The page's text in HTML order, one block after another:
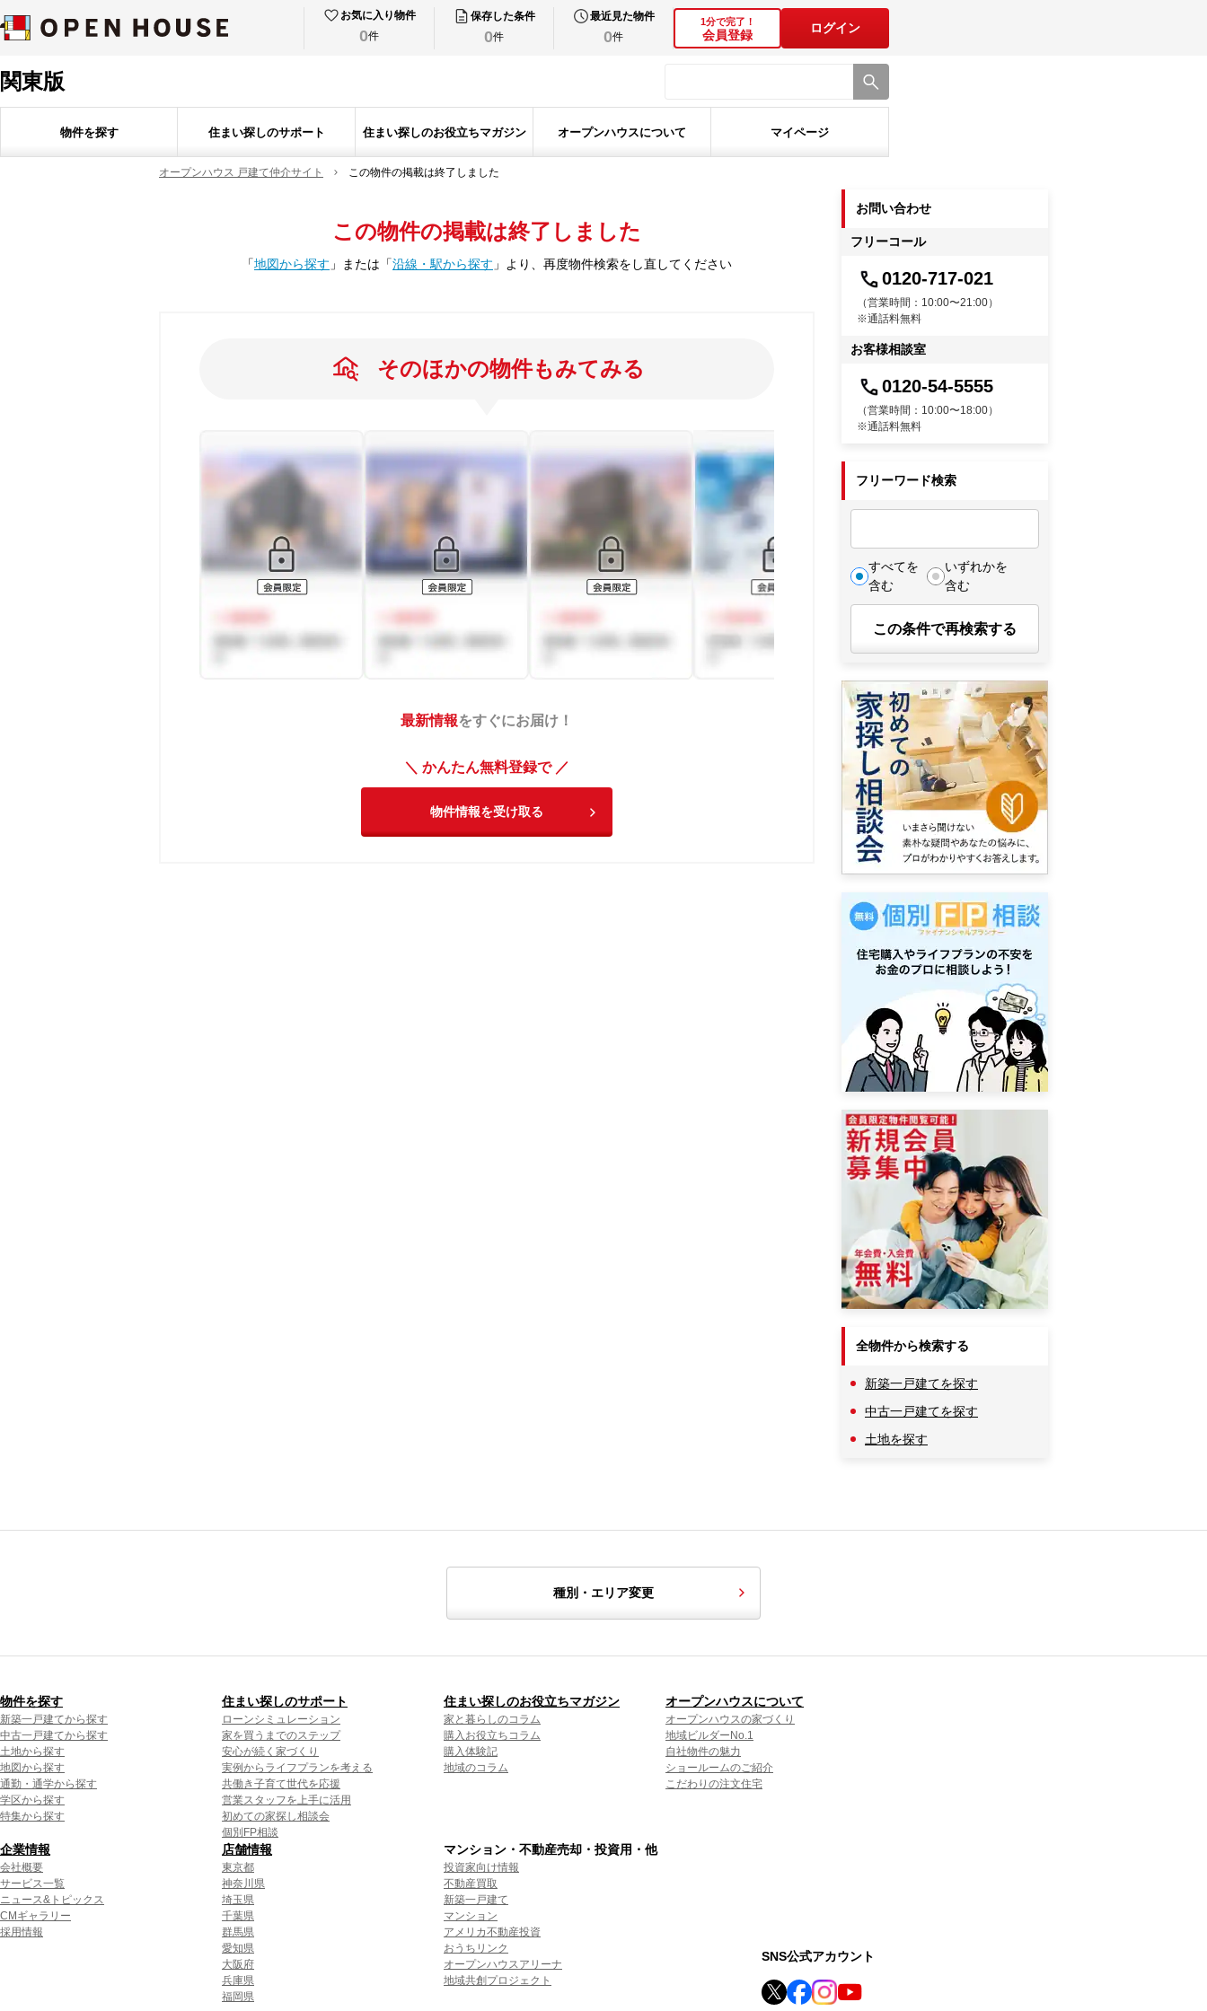
お気に入り物件
0件
保存した条件
0件
最近見た物件
0件
1分で完了！
会員登録
ログイン
関東版
物件を探す 住まい探しのサポート 住まい探しのお役立ちマガジン オープンハウスについて マイページ
オープンハウス 戸建て仲介サイト この物件の掲載は終了しました
この物件の掲載は終了しました
「地図から探す 」 または 「沿線・駅から探す 」 より、再度物件検索をし直してください
そのほかの物件もみてみる
最新情報をすぐにお届け！
＼ かんたん無料登録で ／
物件情報を受け取る
お問い合わせ
フリーコール
0120-717-021
（営業時間：10:00〜21:00）
※通話料無料
お客様相談室
0120-54-5555
（営業時間：10:00〜18:00）
※通話料無料
フリーワード検索
すべてを
含む
いずれかを
含む
この条件で再検索する
全物件から検索する
新築一戸建てを探す
中古一戸建てを探す
土地を探す
種別・エリア変更
物件を探す
新築一戸建てから探す
中古一戸建てから探す
土地から探す
地図から探す
通勤・通学から探す
学区から探す
特集から探す
住まい探しのサポート
ローンシミュレーション
家を買うまでのステップ
安心が続く家づくり
実例からライフプランを考える
共働き子育て世代を応援
営業スタッフを上手に活用
初めての家探し相談会
個別FP相談
住まい探しのお役立ちマガジン
家と暮らしのコラム
購入お役立ちコラム
購入体験記
地域のコラム
オープンハウスについて
オープンハウスの家づくり
地域ビルダーNo.1
自社物件の魅力
ショールームのご紹介
こだわりの注文住宅
企業情報
会社概要
サービス一覧
ニュース&トピックス
CMギャラリー
採用情報
店舗情報
東京都
神奈川県
埼玉県
千葉県
群馬県
愛知県
大阪府
兵庫県
福岡県
マンション・不動産売却・投資用・他
投資家向け情報
不動産買取
新築一戸建て
マンション
アメリカ不動産投資
おうちリンク
オープンハウスアリーナ
地域共創プロジェクト
SNS公式アカウント